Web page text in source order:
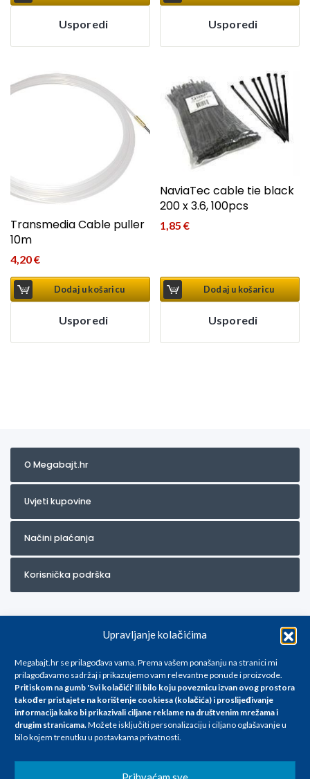
Upravljanje kolačićima
Megabajt.hr se prilagođava vama. Prema vašem ponašanju na stranici mi
prilagođavamo sadržaj i prikazujemo vam relevantne ponude i proizvode.
Pritiskom na gumb 'Svi kolačići' ili bilo koju poveznicu izvan ovog prostora
također pristajete na korištenje cookiesa (kolačića) i proslijeđivanje
informacija kako bi prikazivali ciljane reklame na društvenim mrežama i
drugim stranicama.Možete isključiti personalizaciju i ciljano oglašavanje u
bilo kojem trenutku u postavkama privatnosti.
Usporedi Usporedi
Transmedia Cable puller
10m
4,20€
Dodaj u košaricu
Usporedi
NaviaTec cable tie black
200 x 3.6, 100pcs
1,85€
Dodaj u košaricu
Usporedi
O Megabajt.hr
Uvjeti kupovine
Načini plaćanja
Korisnička podrška
Za artikle kojih trenutno nema u ponudi obratite nam se na
info@megabajt.hr. Sve cijene su informativnog karaktera i podložne su
promjenama, a
iskazane su za avansno plaćanje(gotovina) u Eurima i uključuju PDV. Sve
se razlikovati od cijena u našim poslovnicama. Trudimo se dati što bolji
i točniji opis i sliku. Unatoč tome, ne možemo garantirati da su svi